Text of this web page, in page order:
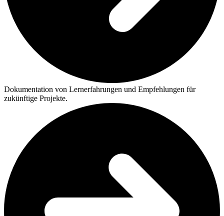
Dokumentation von Lernerfahrungen und Empfehlungen für
zukünftige Projekte.